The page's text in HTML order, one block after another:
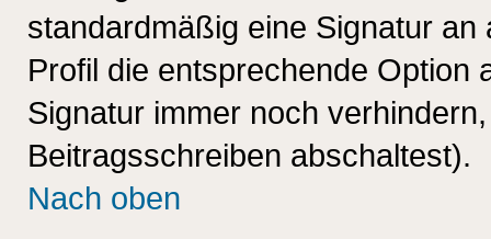
standardmäßig eine Signatur
Profil die entsprechende Option
Signatur immer noch
Beitragsschreiben abschaltest).
Nach oben